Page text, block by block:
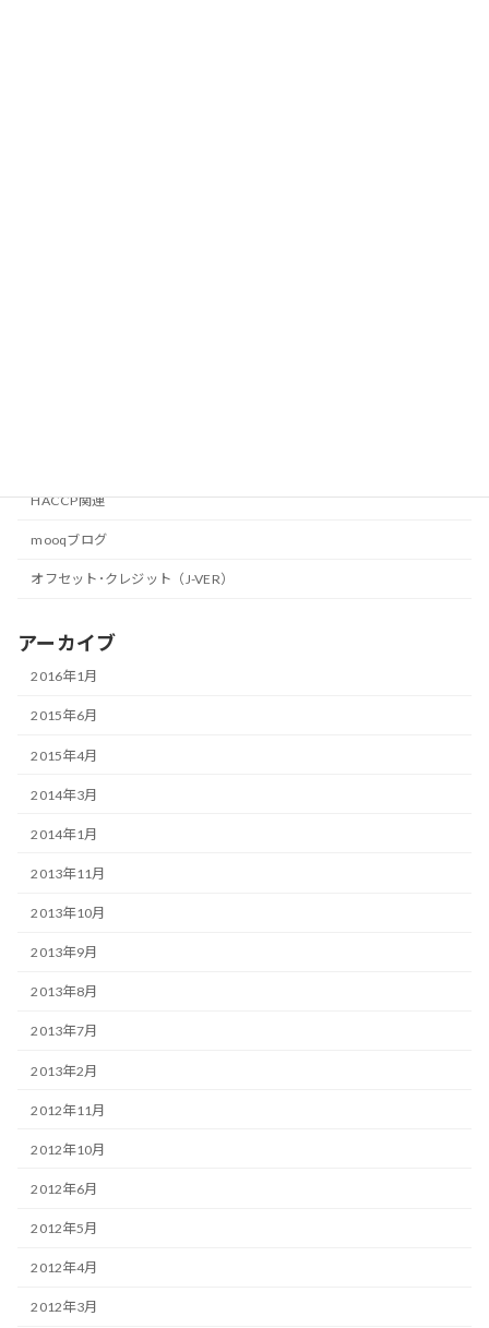
HACCP関連
mooqブログ
オフセット･クレジット（J-VER）
アーカイブ
2016年1月
2015年6月
2015年4月
2014年3月
2014年1月
2013年11月
2013年10月
2013年9月
2013年8月
2013年7月
2013年2月
2012年11月
2012年10月
2012年6月
2012年5月
2012年4月
2012年3月